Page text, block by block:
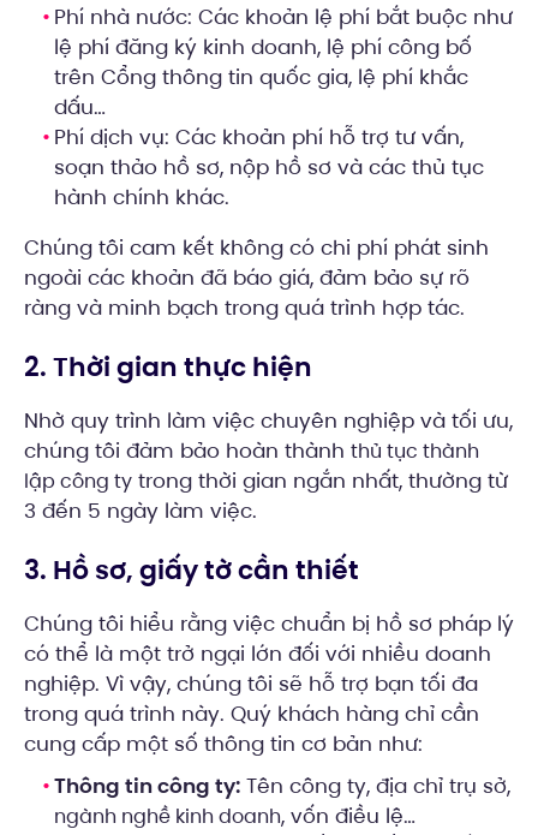
Phí nhà nước: Các khoản lệ phí bắt buộc như
lệ phí đăng ký kinh doanh, lệ phí công bố
trên Cổng thông tin quốc gia, lệ phí khắc
dấu…
Phí dịch vụ: Các khoản phí hỗ trợ tư vấn,
soạn thảo hồ sơ, nộp hồ sơ và các thủ tục
hành chính khác.
Chúng tôi cam kết không có chi phí phát sinh
ngoài các khoản đã báo giá, đảm bảo sự rõ
ràng và minh bạch trong quá trình hợp tác.
2. Thời gian thực hiện
Nhờ quy trình làm việc chuyên nghiệp và tối ưu,
chúng tôi đảm bảo hoàn thành thủ tục thành
lập công ty trong thời gian ngắn nhất, thường từ
3 đến 5 ngày làm việc.
3. Hồ sơ, giấy tờ cần thiết
Chúng tôi hiểu rằng việc chuẩn bị hồ sơ pháp lý
có thể là một trở ngại lớn đối với nhiều doanh
nghiệp. Vì vậy, chúng tôi sẽ hỗ trợ bạn tối đa
trong quá trình này. Quý khách hàng chỉ cần
cung cấp một số thông tin cơ bản như:
Thông tin công ty: Tên công ty, địa chỉ trụ sở,
ngành nghề kinh doanh, vốn điều lệ…